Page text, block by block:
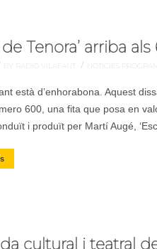
de Tenora’ arriba
BY RADIO VILAFANT / NOTÍCIES
està d’enhorabona. Aquest
600, una fita que posa en
i produït per Martí Augé,
cultural i teatral